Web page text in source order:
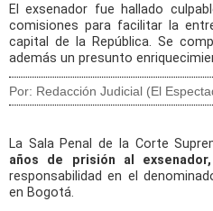
El exsenador fue hallado
comisiones para facilitar la
capital de la República. Se
además un presunto
Por: Redacción Judicial (El
La Sala Penal de la Corte
años de prisión al
responsabilidad en el
en Bogotá.